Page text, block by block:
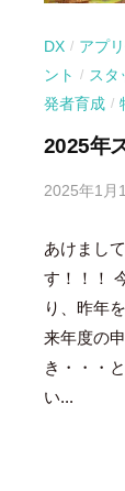
DX / アプ
ント
/ スタ
発者育成 /
2025年
2025年1月
あけまし
す！！！
り、昨年
来年度の
き・・・
い...